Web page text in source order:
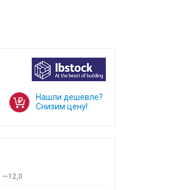
Нашли дешевле?
Снизим цену!
—12,0